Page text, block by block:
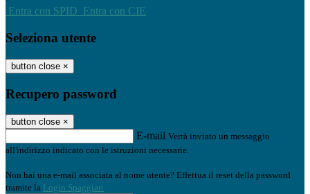
Entra con SPID Entra con CIE
Seleziona utente
button close ×
Recupero password
button close ×
E-mail Verrà inviato un messaggio
all'indirizzo indicato con le istruzioni necessarie.
Non hai una e-mail associata al nome utente? Effettua il reset della password
tramite la Login Spaggiari